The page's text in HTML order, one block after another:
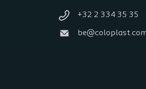
+32 2 334 35 35